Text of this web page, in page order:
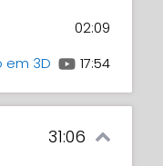
02:09
em 3D 17:54
31:06